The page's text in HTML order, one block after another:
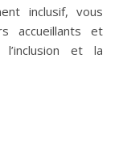
inclusif, vous
accueillants et
et la